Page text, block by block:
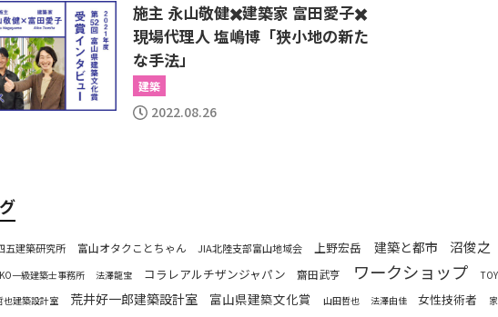
施主 永山敬健✖️建築家 富田愛子✖️
現場代理人 塩嶋博「狭小地の新た
な手法」
建築
2022.08.26
五建築研究所 富山オタクことちゃん JIA北陸支部富山地域会 上野宏岳 建築と都市 沼俊之
一級建築士事務所 法澤龍宝 コラレアルチザンジャパン 齋田武亨 ワークショップ
也建築設計室 荒井好一郎建築設計室 富山県建築文化賞 山田哲也 法澤由佳 女性技術者